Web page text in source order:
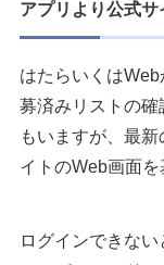
アプリより公式
はたらいくは
募済みリストの
もいますが、最
イトのWeb画面を
ログインできな